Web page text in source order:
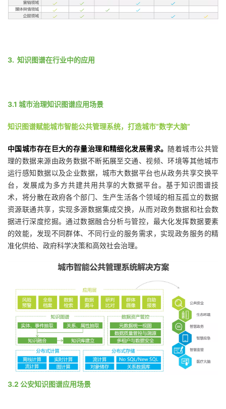
3. 知识图谱在行业中的应用
3.1 城市治理知识图谱应用场景
知识图谱赋能城市智能公共管理系统，打造城市“数字大脑”
中国城市存在巨大的存量治理和精细化发展需求。 随着城市公共管
理的数据来源由政务数据不断拓展至交通、视频、环境等其他城市
运行感知数据以及企业数据，城市大数据平台也从政务共享交换平
台，发展成为多方共建共用共享的大数据平台。基于知识图谱技
术，将分散在政府各个部门、生产生活各个领域的相互孤立的数据
资源联通共享，实现多源数据集成交换，从而对政务数据和社会数
据进行深度挖掘。通过数据融合分析与管控，最大化发挥数据要素
的效能，发现不同群体、不同行业的服务需求，实现政务服务的精
准化供给、政府科学决策和高效社会治理。
3.2 公安知识图谱应用场景